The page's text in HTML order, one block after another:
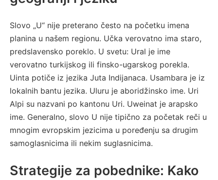
Slovo „U“ nije preterano često na početku imena
planina u našem regionu. Učka verovatno ima staro,
predslavensko poreklo. U svetu: Ural je ime
verovatno turkijskog ili finsko-ugarskog porekla.
Uinta potiče iz jezika Juta Indijanaca. Usambara je iz
lokalnih bantu jezika. Uluru je aboridžinsko ime. Uri
Alpi su nazvani po kantonu Uri. Uweinat je arapsko
ime. Generalno, slovo U nije tipično za početak reči u
mnogim evropskim jezicima u poređenju sa drugim
samoglasnicima ili nekim suglasnicima.
Strategije za pobednike: Kako